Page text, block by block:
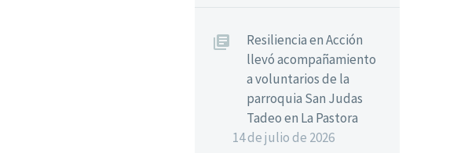
Resiliencia en Acción
llevó acompañamiento
a voluntarios de la
parroquia San Judas
Tadeo en La Pastora
14 de julio de 2026